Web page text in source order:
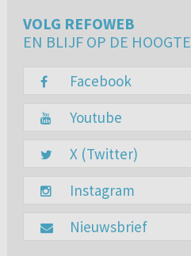
VOLG REFOWEB
EN BLIJF OP DE HOOGTE
Facebook
Youtube
X (Twitter)
Instagram
Nieuwsbrief